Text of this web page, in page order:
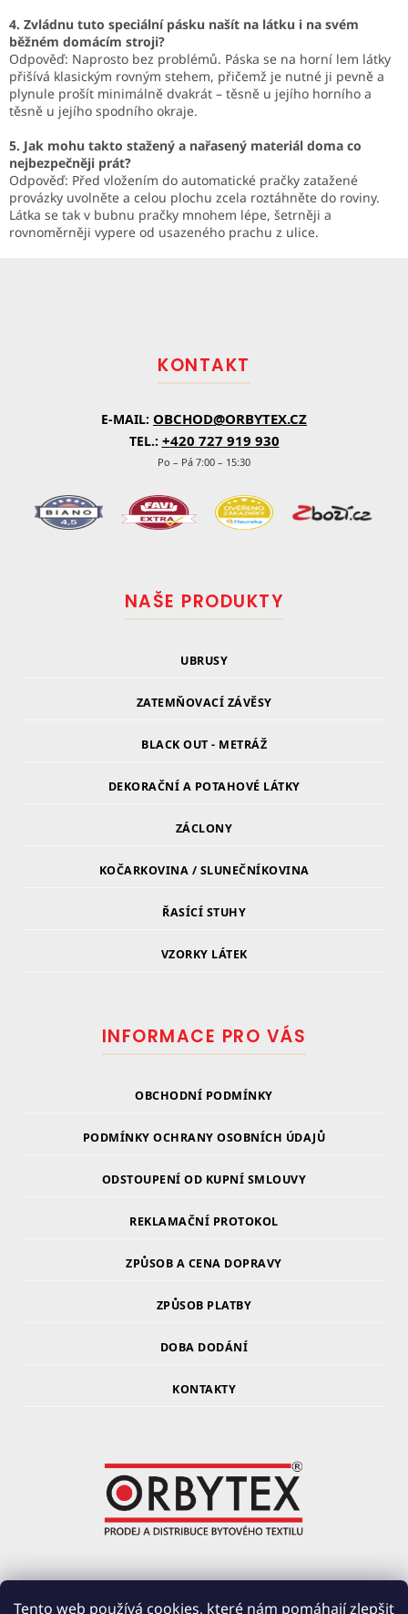
Tento web používá cookies, které nám pomáhají zlepšit
4. Zvládnu tuto speciální pásku našít na látku i na svém
běžném domácím stroji?
Odpověď: Naprosto bez problémů. Páska se na horní lem látky
přišívá klasickým rovným stehem, přičemž je nutné ji pevně a
plynule prošít minimálně dvakrát – těsně u jejího horního a
těsně u jejího spodního okraje.
5. Jak mohu takto stažený a nařasený materiál doma co
nejbezpečněji prát?
Odpověď: Před vložením do automatické pračky zatažené
provázky uvolněte a celou plochu zcela roztáhněte do roviny.
Látka se tak v bubnu pračky mnohem lépe, šetrněji a
rovnoměrněji vypere od usazeného prachu z ulice.
KONTAKT
E-MAIL: OBCHOD@ORBYTEX.CZ
TEL.: +420 727 919 930
Po – Pá 7:00 – 15:30
NAŠE PRODUKTY
UBRUSY
ZATEMŇOVACÍ ZÁVĚSY
BLACK OUT - METRÁŽ
DEKORAČNÍ A POTAHOVÉ LÁTKY
ZÁCLONY
KOČARKOVINA / SLUNEČNÍKOVINA
ŘASÍCÍ STUHY
VZORKY LÁTEK
INFORMACE PRO VÁS
OBCHODNÍ PODMÍNKY
PODMÍNKY OCHRANY OSOBNÍCH ÚDAJŮ
ODSTOUPENÍ OD KUPNÍ SMLOUVY
REKLAMAČNÍ PROTOKOL
ZPŮSOB A CENA DOPRAVY
ZPŮSOB PLATBY
DOBA DODÁNÍ
KONTAKTY